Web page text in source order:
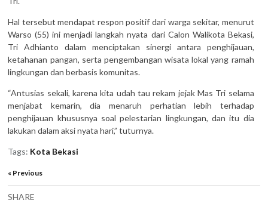
Hal tersebut mendapat respon positif dari warga sekitar, menurut
Warso (55) ini menjadi langkah nyata dari Calon Walikota Bekasi,
Tri Adhianto dalam menciptakan sinergi antara penghijauan,
ketahanan pangan, serta pengembangan wisata lokal yang ramah
lingkungan dan berbasis komunitas.
“Antusias sekali, karena kita udah tau rekam jejak Mas Tri selama
menjabat kemarin, dia menaruh perhatian lebih terhadap
penghijauan khususnya soal pelestarian lingkungan, dan itu dia
lakukan dalam aksi nyata hari,” tuturnya.
Tags: Kota Bekasi
« Previous
SHARE